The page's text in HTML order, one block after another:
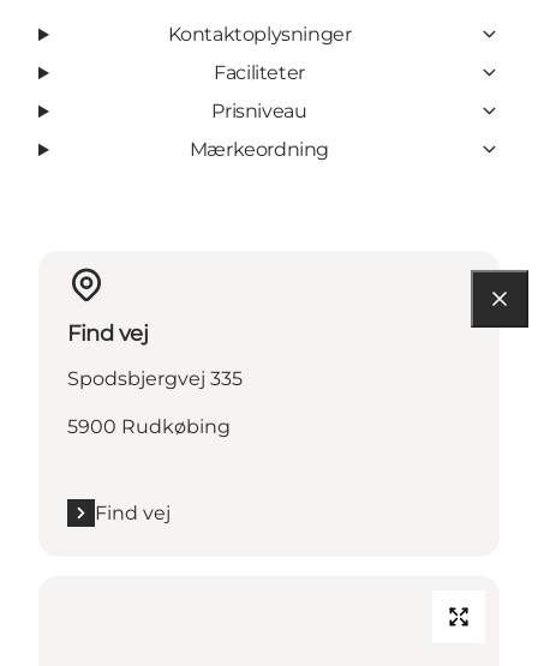
Kontaktoplysninger
Faciliteter
Prisniveau
Mærkeordning
Find vej
Spodsbjergvej 335
5900 Rudkøbing
Find vej